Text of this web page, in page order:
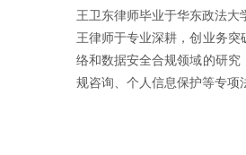
王卫东律师毕业于华东政法大
王律师于专业深耕，创业务
络和数据安全合规领域的研
规咨询、个人信息保护等专项